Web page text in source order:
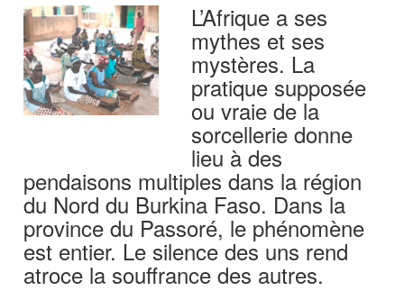
L’Afrique a ses
mythes et ses
mystères. La
pratique supposée
ou vraie de la
sorcellerie donne
lieu à des
pendaisons multiples dans la région
du Nord du Burkina Faso. Dans la
province du Passoré, le phénomène
est entier. Le silence des uns rend
atroce la souffrance des autres.